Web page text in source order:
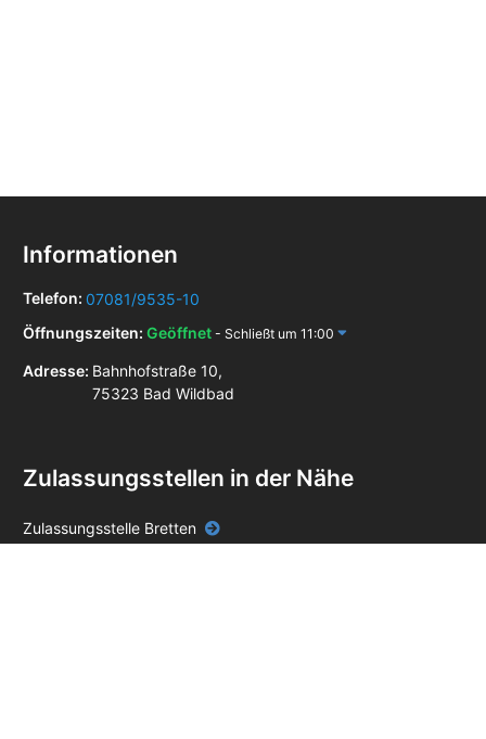
Informationen
Telefon: 07081/9535-10
Öffnungszeiten: Geöffnet - Schließt um 11:00
Adresse: Bahnhofstraße 10,
75323 Bad Wildbad
Zulassungsstellen in der Nähe
Zulassungsstelle Bretten